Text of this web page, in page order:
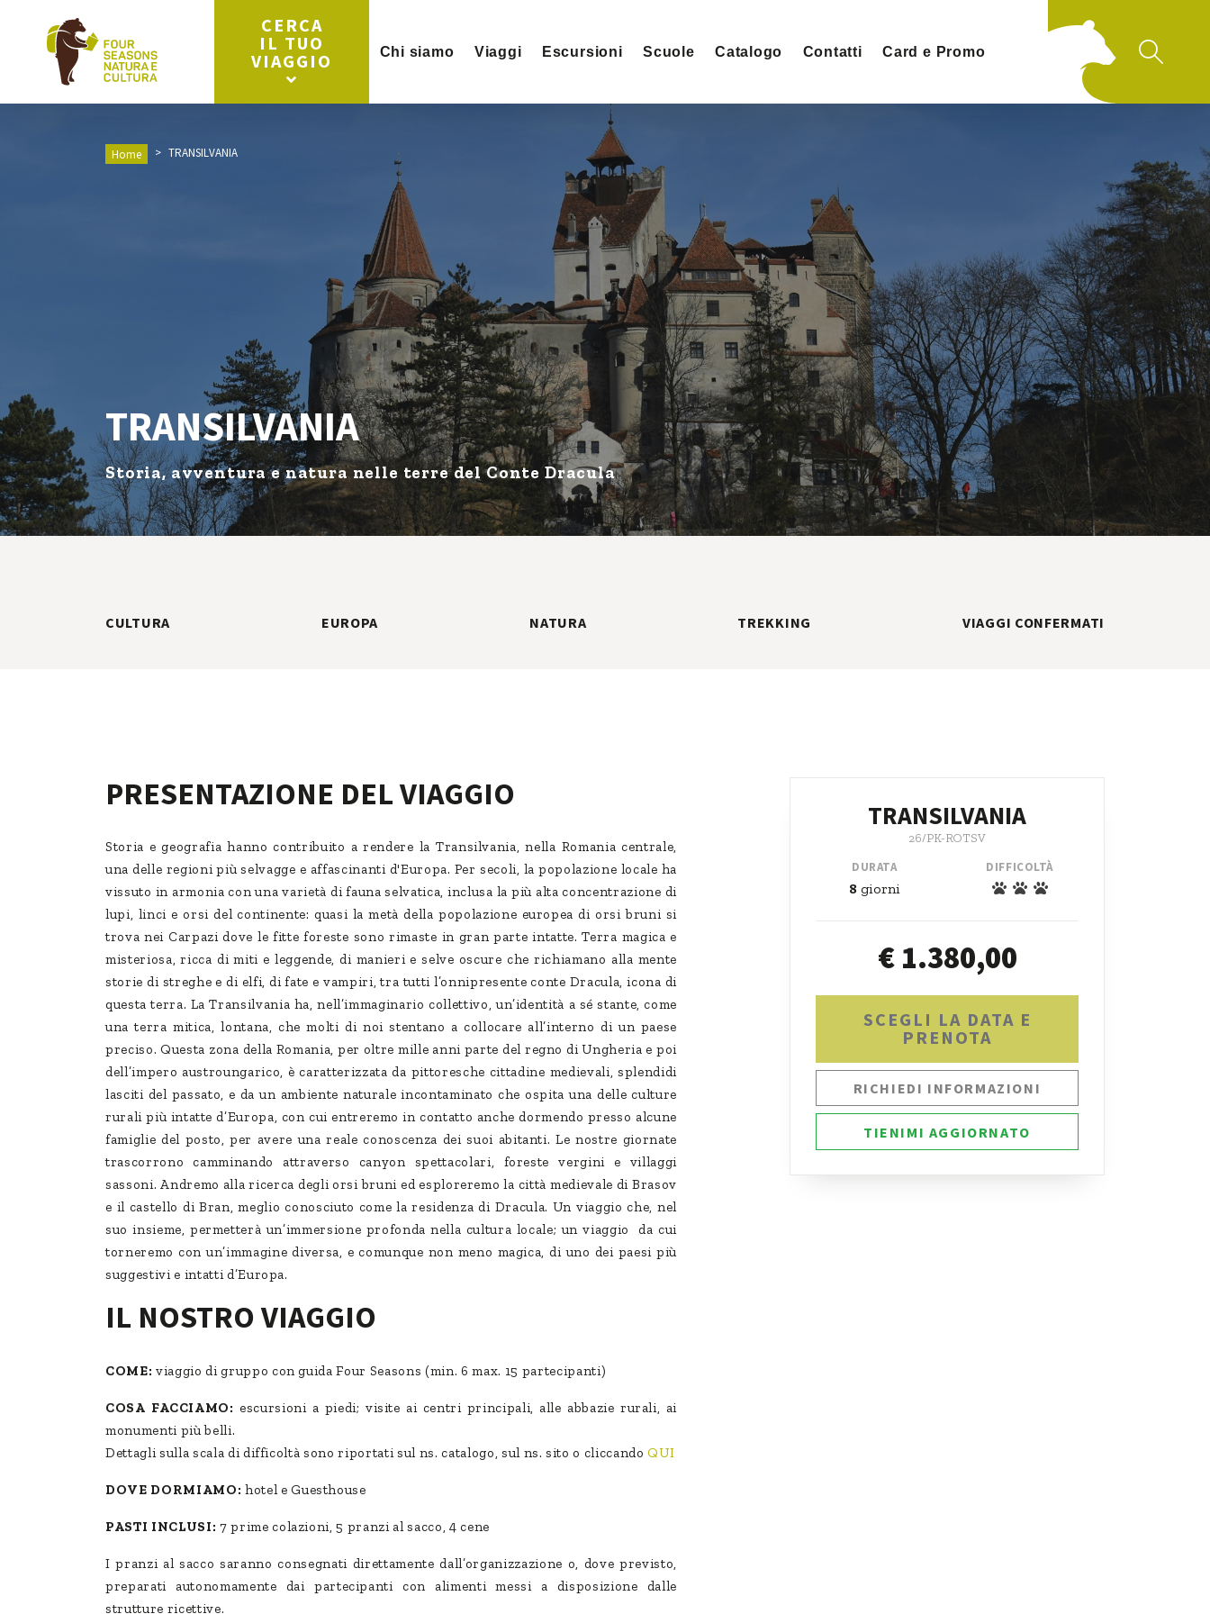
CERCA
IL TUO
VIAGGIO
Chi siamo Viaggi Escursioni Scuole Catalogo Contatti Card e Promo
Home TRANSILVANIA
TRANSILVANIA
Storia, avventura e natura nelle terre del Conte Dracula
CULTURA EUROPA NATURA TREKKING VIAGGI CONFERMATI
PRESENTAZIONE DEL VIAGGIO
Storia e geografia hanno contribuito a rendere la Transilvania, nella Romania centrale,
una delle regioni più selvagge e affascinanti d'Europa. Per secoli, la popolazione locale ha
vissuto in armonia con una varietà di fauna selvatica, inclusa la più alta concentrazione di
lupi, linci e orsi del continente: quasi la metà della popolazione europea di orsi bruni si
trova nei Carpazi dove le fitte foreste sono rimaste in gran parte intatte. Terra magica e
misteriosa, ricca di miti e leggende, di manieri e selve oscure che richiamano alla mente
storie di streghe e di elfi, di fate e vampiri, tra tutti l’onnipresente conte Dracula, icona di
questa terra. La Transilvania ha, nell’immaginario collettivo, un’identità a sé stante, come
una terra mitica, lontana, che molti di noi stentano a collocare all’interno di un paese
preciso. Questa zona della Romania, per oltre mille anni parte del regno di Ungheria e poi
dell’impero austroungarico, è caratterizzata da pittoresche cittadine medievali, splendidi
lasciti del passato, e da un ambiente naturale incontaminato che ospita una delle culture
rurali più intatte d’Europa, con cui entreremo in contatto anche dormendo presso alcune
famiglie del posto, per avere una reale conoscenza dei suoi abitanti. Le nostre giornate
trascorrono camminando attraverso canyon spettacolari, foreste vergini e villaggi
sassoni. Andremo alla ricerca degli orsi bruni ed esploreremo la città medievale di Brasov
e il castello di Bran, meglio conosciuto come la residenza di Dracula. Un viaggio che, nel
suo insieme, permetterà un’immersione profonda nella cultura locale; un viaggio da cui
torneremo con un’immagine diversa, e comunque non meno magica, di uno dei paesi più
suggestivi e intatti d’Europa.
IL NOSTRO VIAGGIO
COME: viaggio di gruppo con guida Four Seasons (min. 6 max. 15 partecipanti)
COSA FACCIAMO: escursioni a piedi; visite ai centri principali, alle abbazie rurali, ai
monumenti più belli.
Dettagli sulla scala di difficoltà sono riportati sul ns. catalogo, sul ns. sito o cliccandoQUI
DOVE DORMIAMO: hotel e Guesthouse
PASTI INCLUSI: 7 prime colazioni, 5 pranzi al sacco, 4 cene
I pranzi al sacco saranno consegnati direttamente dall’organizzazione o, dove previsto,
preparati autonomamente dai partecipanti con alimenti messi a disposizione dalle
strutture ricettive.
TRANSILVANIA
26/PK-ROTSV
DURATA
8 giorni
DIFFICOLTÀ
€ 1.380,00
SCEGLI LA DATA E
PRENOTA
RICHIEDI INFORMAZIONI
TIENIMI AGGIORNATO